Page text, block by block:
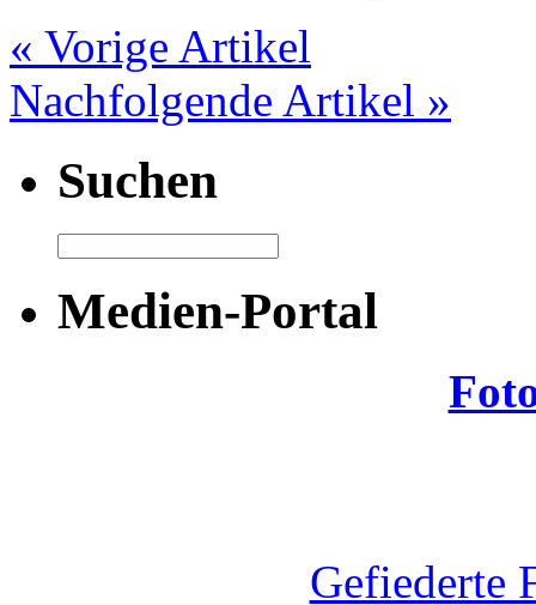
« Vorige Artikel
Nachfolgende Artikel »
Suchen
Medien-Portal
Gefiederte